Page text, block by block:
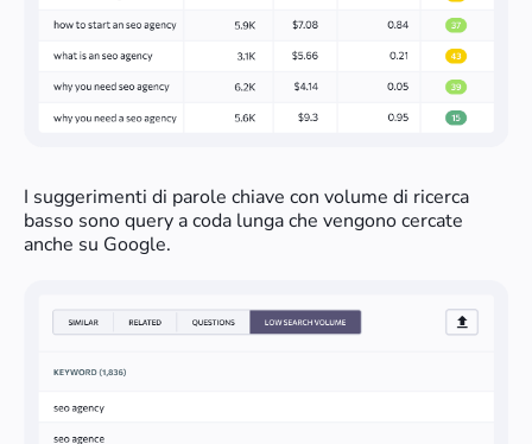
I suggerimenti di parole chiave con volume di ricerca
basso sono query a coda lunga che vengono cercate
anche su Google.